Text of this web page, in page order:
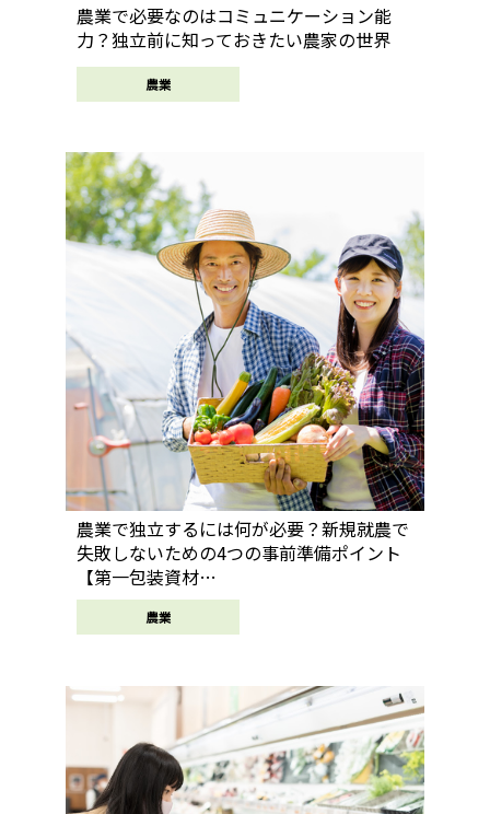
農業で必要なのはコミュニケーション能
力？独立前に知っておきたい農家の世界
農業
農業で独立するには何が必要？新規就農で
失敗しないための4つの事前準備ポイント
【第一包装資材…
農業